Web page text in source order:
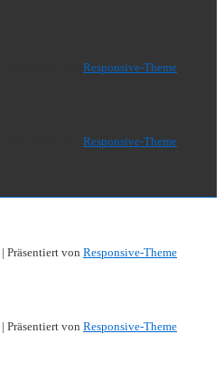
Responsive-Theme
Responsive-Theme
| Präsentiert von Responsive-Theme
| Präsentiert von Responsive-Theme